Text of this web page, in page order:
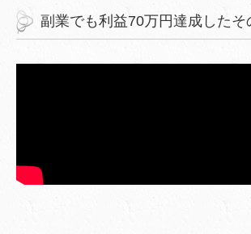
副業でも利益70万円達成したそ